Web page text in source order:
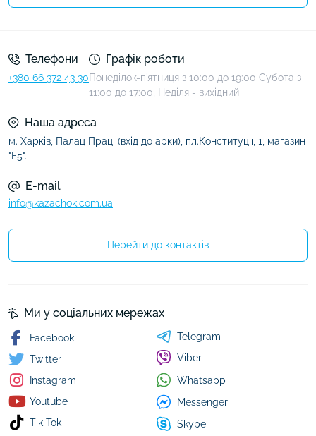
Телефони
+380 66 372 43 30
Графік роботи
Понеділок-п'ятниця з 10:00 до 19:00 Субота з
11:00 до 17:00, Неділя - вихідний
Наша адреса
м. Харків, Палац Праці (вхід до арки), пл.Конституції, 1, магазин
"F5".
E-mail
info@kazachok.com.ua
Перейти до контактів
Ми у соціальних мережах
Facebook
Twitter
Instagram
Youtube
Tik Tok
Telegram
Viber
Whatsapp
Messenger
Skype